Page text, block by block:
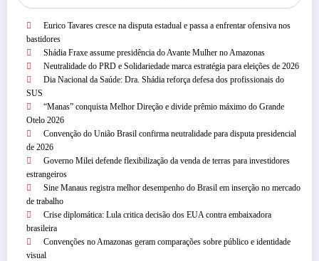
Eurico Tavares cresce na disputa estadual e passa a enfrentar ofensiva nos
bastidores
Shádia Fraxe assume presidência do Avante Mulher no Amazonas
Neutralidade do PRD e Solidariedade marca estratégia para eleições de 2026
Dia Nacional da Saúde: Dra. Shádia reforça defesa dos profissionais do
SUS
“Manas” conquista Melhor Direção e divide prêmio máximo do Grande
Otelo 2026
Convenção do União Brasil confirma neutralidade para disputa presidencial
de 2026
Governo Milei defende flexibilização da venda de terras para investidores
estrangeiros
Sine Manaus registra melhor desempenho do Brasil em inserção no mercado
de trabalho
Crise diplomática: Lula critica decisão dos EUA contra embaixadora
brasileira
Convenções no Amazonas geram comparações sobre público e identidade
visual